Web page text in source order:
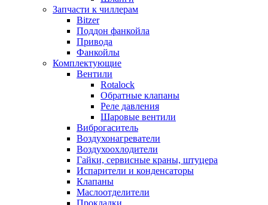
Запчасти к чиллерам
Bitzer
Поддон фанкойла
Привода
Фанкойлы
Комплектующие
Вентили
Rotalock
Обратные клапаны
Реле давления
Шаровые вентили
Виброгаситель
Воздухонагреватели
Воздухоохлодители
Гайки, сервисные краны, штуцера
Испарители и конденсаторы
Клапаны
Маслоотделители
Прокладки